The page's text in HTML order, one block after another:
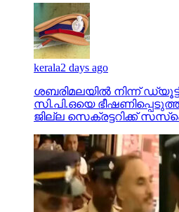
kerala2 days ago
ശബരിമലയില്‍ നിന്ന്
സി.പി.ഒയെ
ജില്ല സെക്രട്ടറിക്ക്